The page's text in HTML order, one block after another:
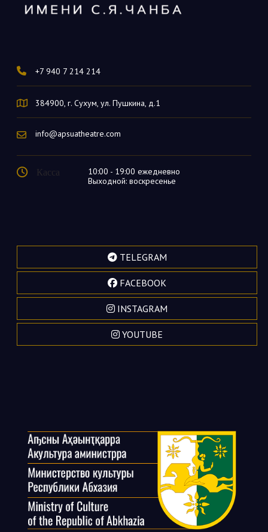
+7 940 7 214 214
384900, г. Сухум, ул. Пушкина, д.1
info@apsuatheatre.com
Касса
10:00 - 19:00 ежедневно
Выходной: воскресенье
TELEGRAM
FACEBOOK
INSTAGRAM
YOUTUBE